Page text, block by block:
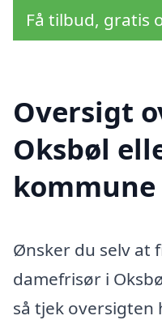
Få tilbud, gratis
Oversigt
Oksbøl
kommune
Ønsker du selv at
damefrisør i
så tjek oversigten